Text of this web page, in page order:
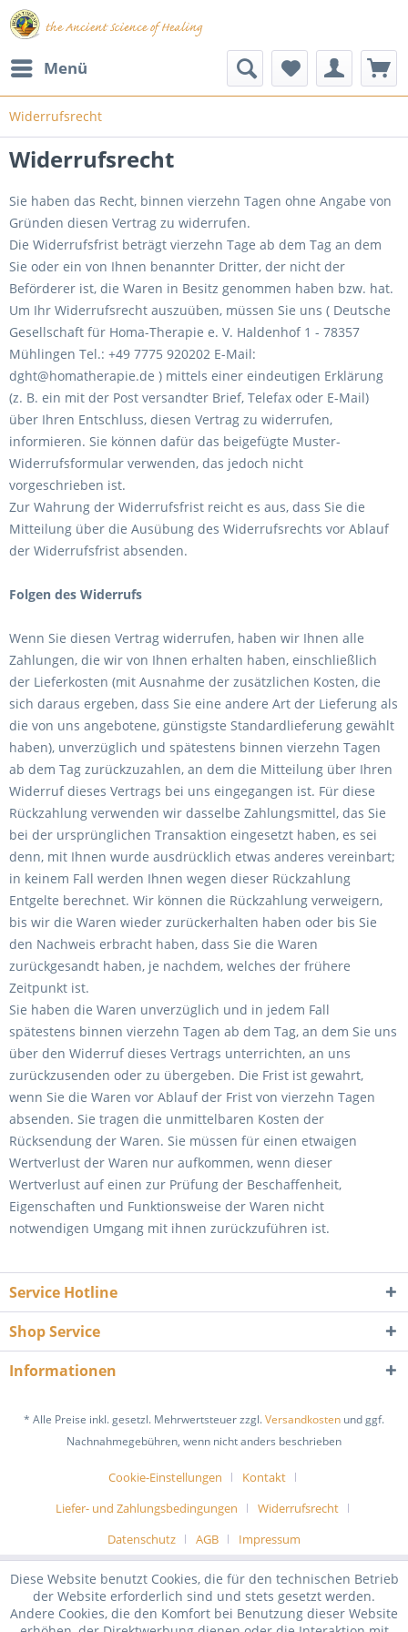
Menü
Widerrufsrecht
Widerrufsrecht
Sie haben das Recht, binnen vierzehn Tagen ohne Angabe von
Gründen diesen Vertrag zu widerrufen.
Die Widerrufsfrist beträgt vierzehn Tage ab dem Tag an dem
Sie oder ein von Ihnen benannter Dritter, der nicht der
Beförderer ist, die Waren in Besitz genommen haben bzw. hat.
Um Ihr Widerrufsrecht auszuüben, müssen Sie uns ( Deutsche
Gesellschaft für Homa-Therapie e. V. Haldenhof 1 - 78357
Mühlingen Tel.: +49 7775 920202 E-Mail:
dght@homatherapie.de ) mittels einer eindeutigen Erklärung
(z. B. ein mit der Post versandter Brief, Telefax oder E-Mail)
über Ihren Entschluss, diesen Vertrag zu widerrufen,
informieren. Sie können dafür das beigefügte Muster-
Widerrufsformular verwenden, das jedoch nicht
vorgeschrieben ist.
Zur Wahrung der Widerrufsfrist reicht es aus, dass Sie die
Mitteilung über die Ausübung des Widerrufsrechts vor Ablauf
der Widerrufsfrist absenden.
Folgen des Widerrufs
Wenn Sie diesen Vertrag widerrufen, haben wir Ihnen alle
Zahlungen, die wir von Ihnen erhalten haben, einschließlich
der Lieferkosten (mit Ausnahme der zusätzlichen Kosten, die
sich daraus ergeben, dass Sie eine andere Art der Lieferung als
die von uns angebotene, günstigste Standardlieferung gewählt
haben), unverzüglich und spätestens binnen vierzehn Tagen
ab dem Tag zurückzuzahlen, an dem die Mitteilung über Ihren
Widerruf dieses Vertrags bei uns eingegangen ist. Für diese
Rückzahlung verwenden wir dasselbe Zahlungsmittel, das Sie
bei der ursprünglichen Transaktion eingesetzt haben, es sei
denn, mit Ihnen wurde ausdrücklich etwas anderes vereinbart;
in keinem Fall werden Ihnen wegen dieser Rückzahlung
Entgelte berechnet. Wir können die Rückzahlung verweigern,
bis wir die Waren wieder zurückerhalten haben oder bis Sie
den Nachweis erbracht haben, dass Sie die Waren
zurückgesandt haben, je nachdem, welches der frühere
Zeitpunkt ist.
Sie haben die Waren unverzüglich und in jedem Fall
spätestens binnen vierzehn Tagen ab dem Tag, an dem Sie uns
über den Widerruf dieses Vertrags unterrichten, an uns
zurückzusenden oder zu übergeben. Die Frist ist gewahrt,
wenn Sie die Waren vor Ablauf der Frist von vierzehn Tagen
absenden. Sie tragen die unmittelbaren Kosten der
Rücksendung der Waren. Sie müssen für einen etwaigen
Wertverlust der Waren nur aufkommen, wenn dieser
Wertverlust auf einen zur Prüfung der Beschaffenheit,
Eigenschaften und Funktionsweise der Waren nicht
notwendigen Umgang mit ihnen zurückzuführen ist.
Service Hotline
Shop Service
Informationen
* Alle Preise inkl. gesetzl. Mehrwertsteuer zzgl.Versandkosten und ggf.
Nachnahmegebühren, wenn nicht anders beschrieben
Cookie-Einstellungen
Kontakt
Liefer- und Zahlungsbedingungen
Widerrufsrecht
Datenschutz
AGB Impressum
Diese Website benutzt Cookies, die für den technischen Betrieb
der Website erforderlich sind und stets gesetzt werden.
Andere Cookies, die den Komfort bei Benutzung dieser Website